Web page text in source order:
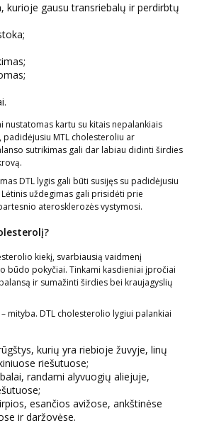
kurioje gausu transriebalų ir perdirbtų
nustatomas kartu su kitais nepalankiais
MTL cholesteroliu ar
sutrikimas gali dar labiau didinti širdies
DTL lygis gali būti susijęs su padidėjusiu
uždegimas gali prisidėti prie
aterosklerozės vystymosi.
kiekį, svarbiausią vaidmenį
būdo pokyčiai. Tinkami kasdieniai įpročiai
ir sumažinti širdies bei kraujagyslių
mityba. DTL cholesterolio lygiui palankiai
kurių yra riebioje žuvyje, linų
riešutuose;
randami alyvuogių aliejuje,
esančios avižose, ankštinėse
ir daržovėse.